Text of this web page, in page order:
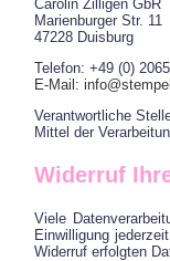
Carolin Zilligen GbR
Marienburger Str. 11
47228 Duisburg
Telefon: +49 (0)
E-Mail:
Verantwortliche
Mittel der
Widerruf
Viele
Einwilligung
Widerruf erfolgten